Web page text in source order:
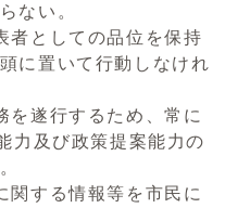
ない。
としての品位を保持
に置いて行動しなけれ
遂行するため、常に
力及び政策提案能力の
する情報等を市民に